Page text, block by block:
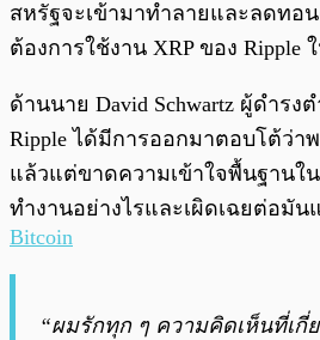
สหรัฐจะเข้ามาทำลายและลดทอ
ต้องการใช้งาน XRP ของ Ripple
ด้านนาย David Schwartz ผู้ดำรง
Ripple ได้มีการออกมาตอบโต้ว่า
แล้วแต่ขาดความเข้าใจพื้นฐานใ
ทำงานอย่างไรและเผิดเฉยต่อมั
Bitcoin
“ผมรักทุก ๆ ความคิดเห็นที่เกี่